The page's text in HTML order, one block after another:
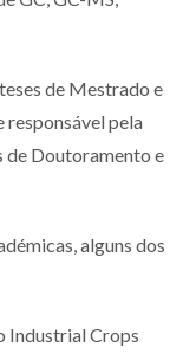
de Mestrado e
responsável pela
de Doutoramento e
alguns dos
Industrial Crops